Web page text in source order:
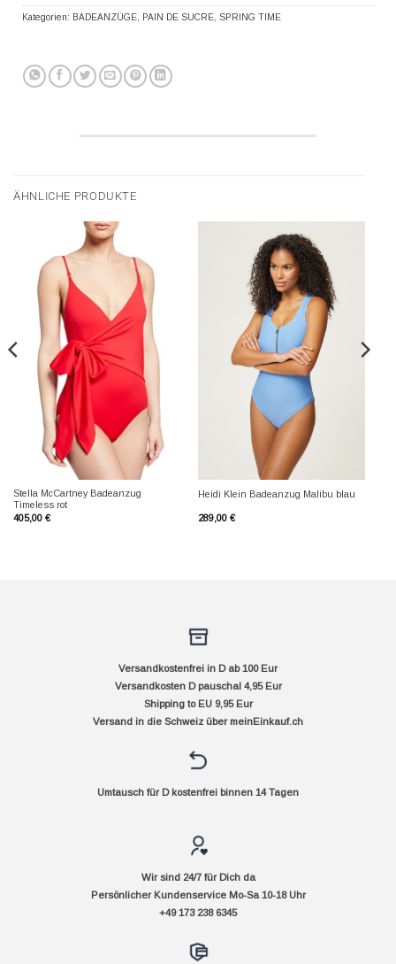
Kategorien: BADEANZÜGE PAIN DE SUCRE SPRING TIME
ÄHNLICHE PRODUKTE
Stella McCartney Badeanzug
Timeless rot
405,00 €
Heidi Klein Badeanzug Malibu blau
289,00 €
Versandkostenfrei in D ab 100 Eur
Versandkosten D pauschal 4,95 Eur
Shipping to EU 9,95 Eur
Versand in die Schweiz über meinEinkauf.ch
Umtausch für D kostenfrei binnen 14 Tagen
Wir sind 24/7 für Dich da
Persönlicher Kundenservice Mo-Sa 10-18 Uhr
+49 173 238 6345